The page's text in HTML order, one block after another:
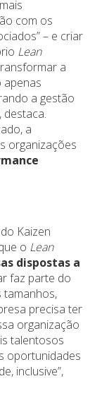
com os
– e criar
Lean
a
apenas
a gestão
destaca.
a
organizações
Kaizen
o Lean
dispostas a
faz parte do
tamanhos,
precisa ter
organização
talentosos
oportunidades
inclusive”,